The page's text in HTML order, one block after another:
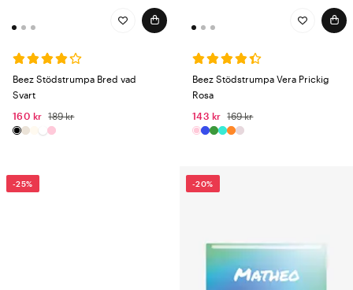
Beez Stödstrumpa Bred vad
Svart
160 kr
189 kr
Beez Stödstrumpa Vera Prickig
Rosa
143 kr
169 kr
-25% -20%